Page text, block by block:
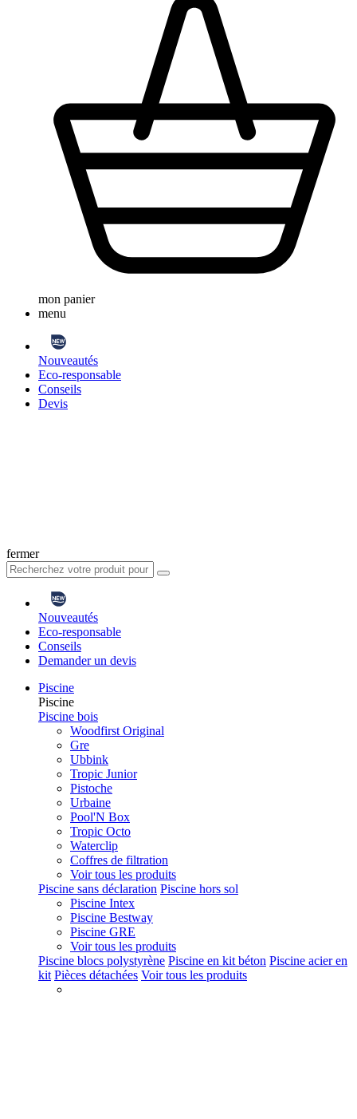
mon panier
menu
Nouveautés
Eco-responsable
Conseils
Devis
fermer
Nouveautés
Eco-responsable
Conseils
Demander un devis
Piscine
Piscine
Piscine bois
Woodfirst Original
Gre
Ubbink
Tropic Junior
Pistoche
Urbaine
Pool'N Box
Tropic Octo
Waterclip
Coffres de filtration
Voir tous les produits
Piscine sans déclaration Piscine hors sol
Piscine Intex
Piscine Bestway
Piscine GRE
Voir tous les produits
Piscine blocs polystyrène Piscine en kit béton Piscine acier en
kit Pièces détachées Voir tous les produits